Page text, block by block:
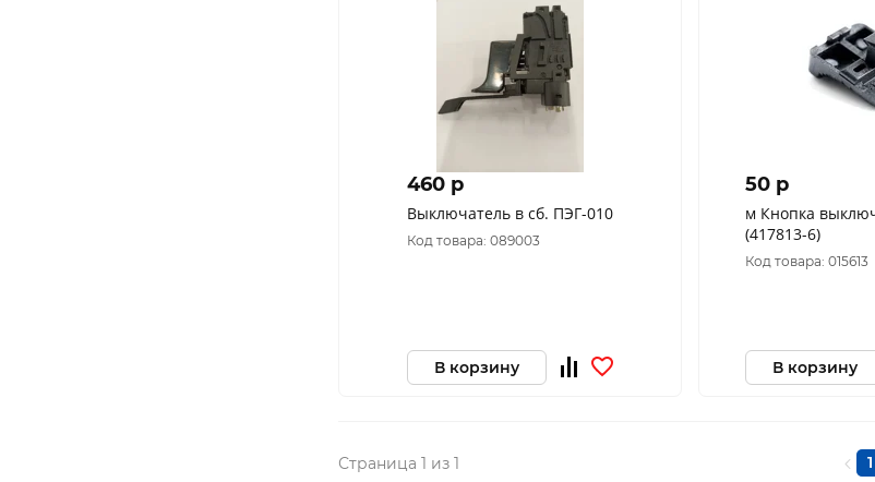
460 p
Выключатель в сб. ПЭГ-010
Код товара: 089003
В корзину
50 p
м Кнопка
(417813-6)
Код товара: 015613
В корзину
Страница 1 из 1 1